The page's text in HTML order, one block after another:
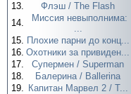
13.
Флэш / The Flash
14.
Миссия невыполнима:
...
15. Плохие парни до конц...
16. Охотники за привиден...
17.
Супермен / Superman
18.
Балерина / Ballerina
19. Капитан Марвел 2 / T...